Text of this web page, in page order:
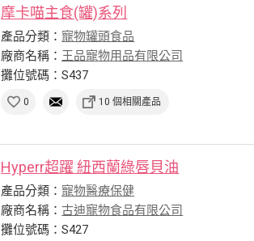
摩卡喵主食(罐)系列
產品分類：寵物罐頭食品
廠商名稱： 王品寵物用品有限公司
攤位號碼：S437
0 10 個相關產品
Hyperr超躍 紐西蘭綠唇貝油
產品分類：寵物醫療保健
廠商名稱：古迪寵物食品有限公司
攤位號碼：S427